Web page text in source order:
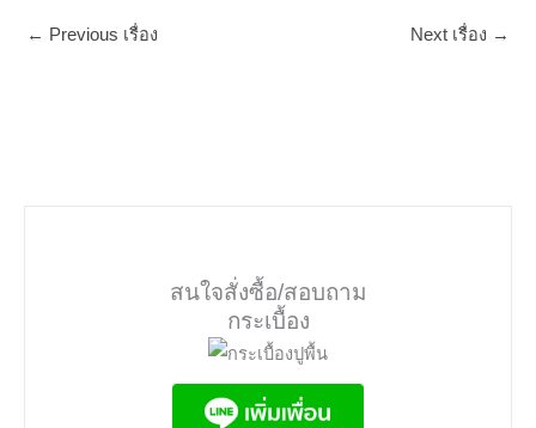
← Previous เรื่อง Next เรื่อง →
สนใจสั่งซื้อ/สอบถาม
กระเบื้อง